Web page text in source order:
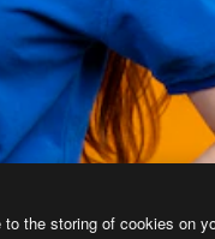
the storing of cookies on